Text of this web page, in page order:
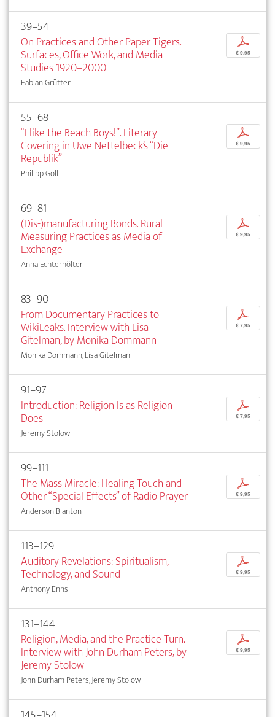
39–54
On Practices and Other Paper Tigers.
Surfaces, Office Work, and Media
Studies 1920–2000
Fabian Grütter
p
€ 9,95
55–68
“I like the Beach Boys!”. Literary
Covering in Uwe Nettelbeck’s “Die
Republik”
Philipp Goll
p
€ 9,95
69–81
(Dis-)manufacturing Bonds. Rural
Measuring Practices as Media of
Exchange
Anna Echterhölter
p
€ 9,95
83–90
From Documentary Practices to
WikiLeaks. Interview with Lisa
Gitelman, by Monika Dommann
Monika Dommann, Lisa Gitelman
p
€ 7,95
91–97
Introduction: Religion Is as Religion
Does
Jeremy Stolow
p
€ 7,95
99–111
The Mass Miracle: Healing Touch and
Other “Special Effects” of Radio Prayer
Anderson Blanton
p
€ 9,95
113–129
Auditory Revelations: Spiritualism,
Technology, and Sound
Anthony Enns
p
€ 9,95
131–144
Religion, Media, and the Practice Turn.
Interview with John Durham Peters, by
Jeremy Stolow
John Durham Peters, Jeremy Stolow
p
€ 9,95